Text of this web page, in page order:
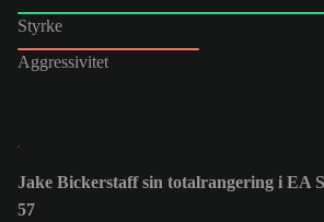
Styrke
Aggressivitet
Jake Bickerstaff sin totalrangering i EA
57